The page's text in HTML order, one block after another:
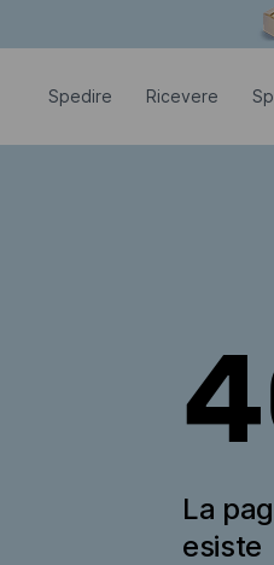
Spedire Ricevere
La
esiste